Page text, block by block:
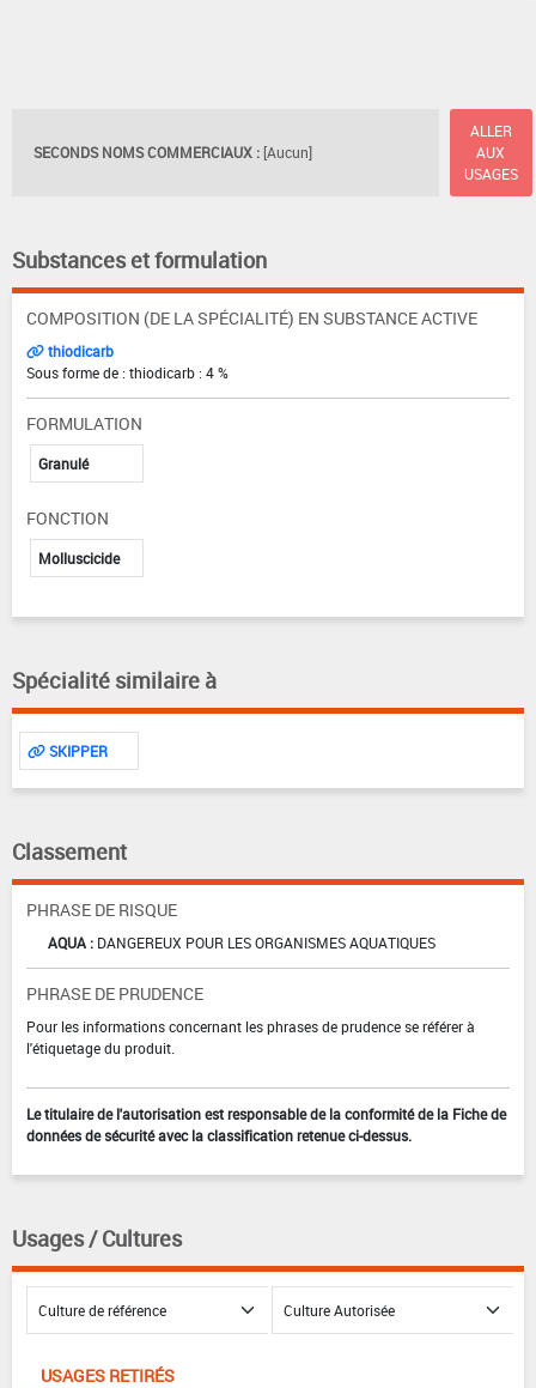
SECONDS NOMS COMMERCIAUX : [Aucun]
ALLER
AUX
USAGES
Substances et formulation
COMPOSITION (DE LA SPÉCIALITÉ) EN SUBSTANCE ACTIVE
thiodicarb
Sous forme de : thiodicarb : 4 %
FORMULATION
Granulé
FONCTION
Molluscicide
Spécialité similaire à
SKIPPER
Classement
PHRASE DE RISQUE
AQUA : DANGEREUX POUR LES ORGANISMES AQUATIQUES
PHRASE DE PRUDENCE
Pour les informations concernant les phrases de prudence se référer à
l'étiquetage du produit.
Le titulaire de l'autorisation est responsable de la conformité de la Fiche de
données de sécurité avec la classification retenue ci-dessus.
Usages / Cultures
USAGES RETIRÉS